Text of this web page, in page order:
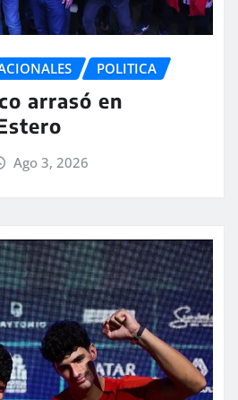
POLITICA
arrasó en
Ago 3, 2026